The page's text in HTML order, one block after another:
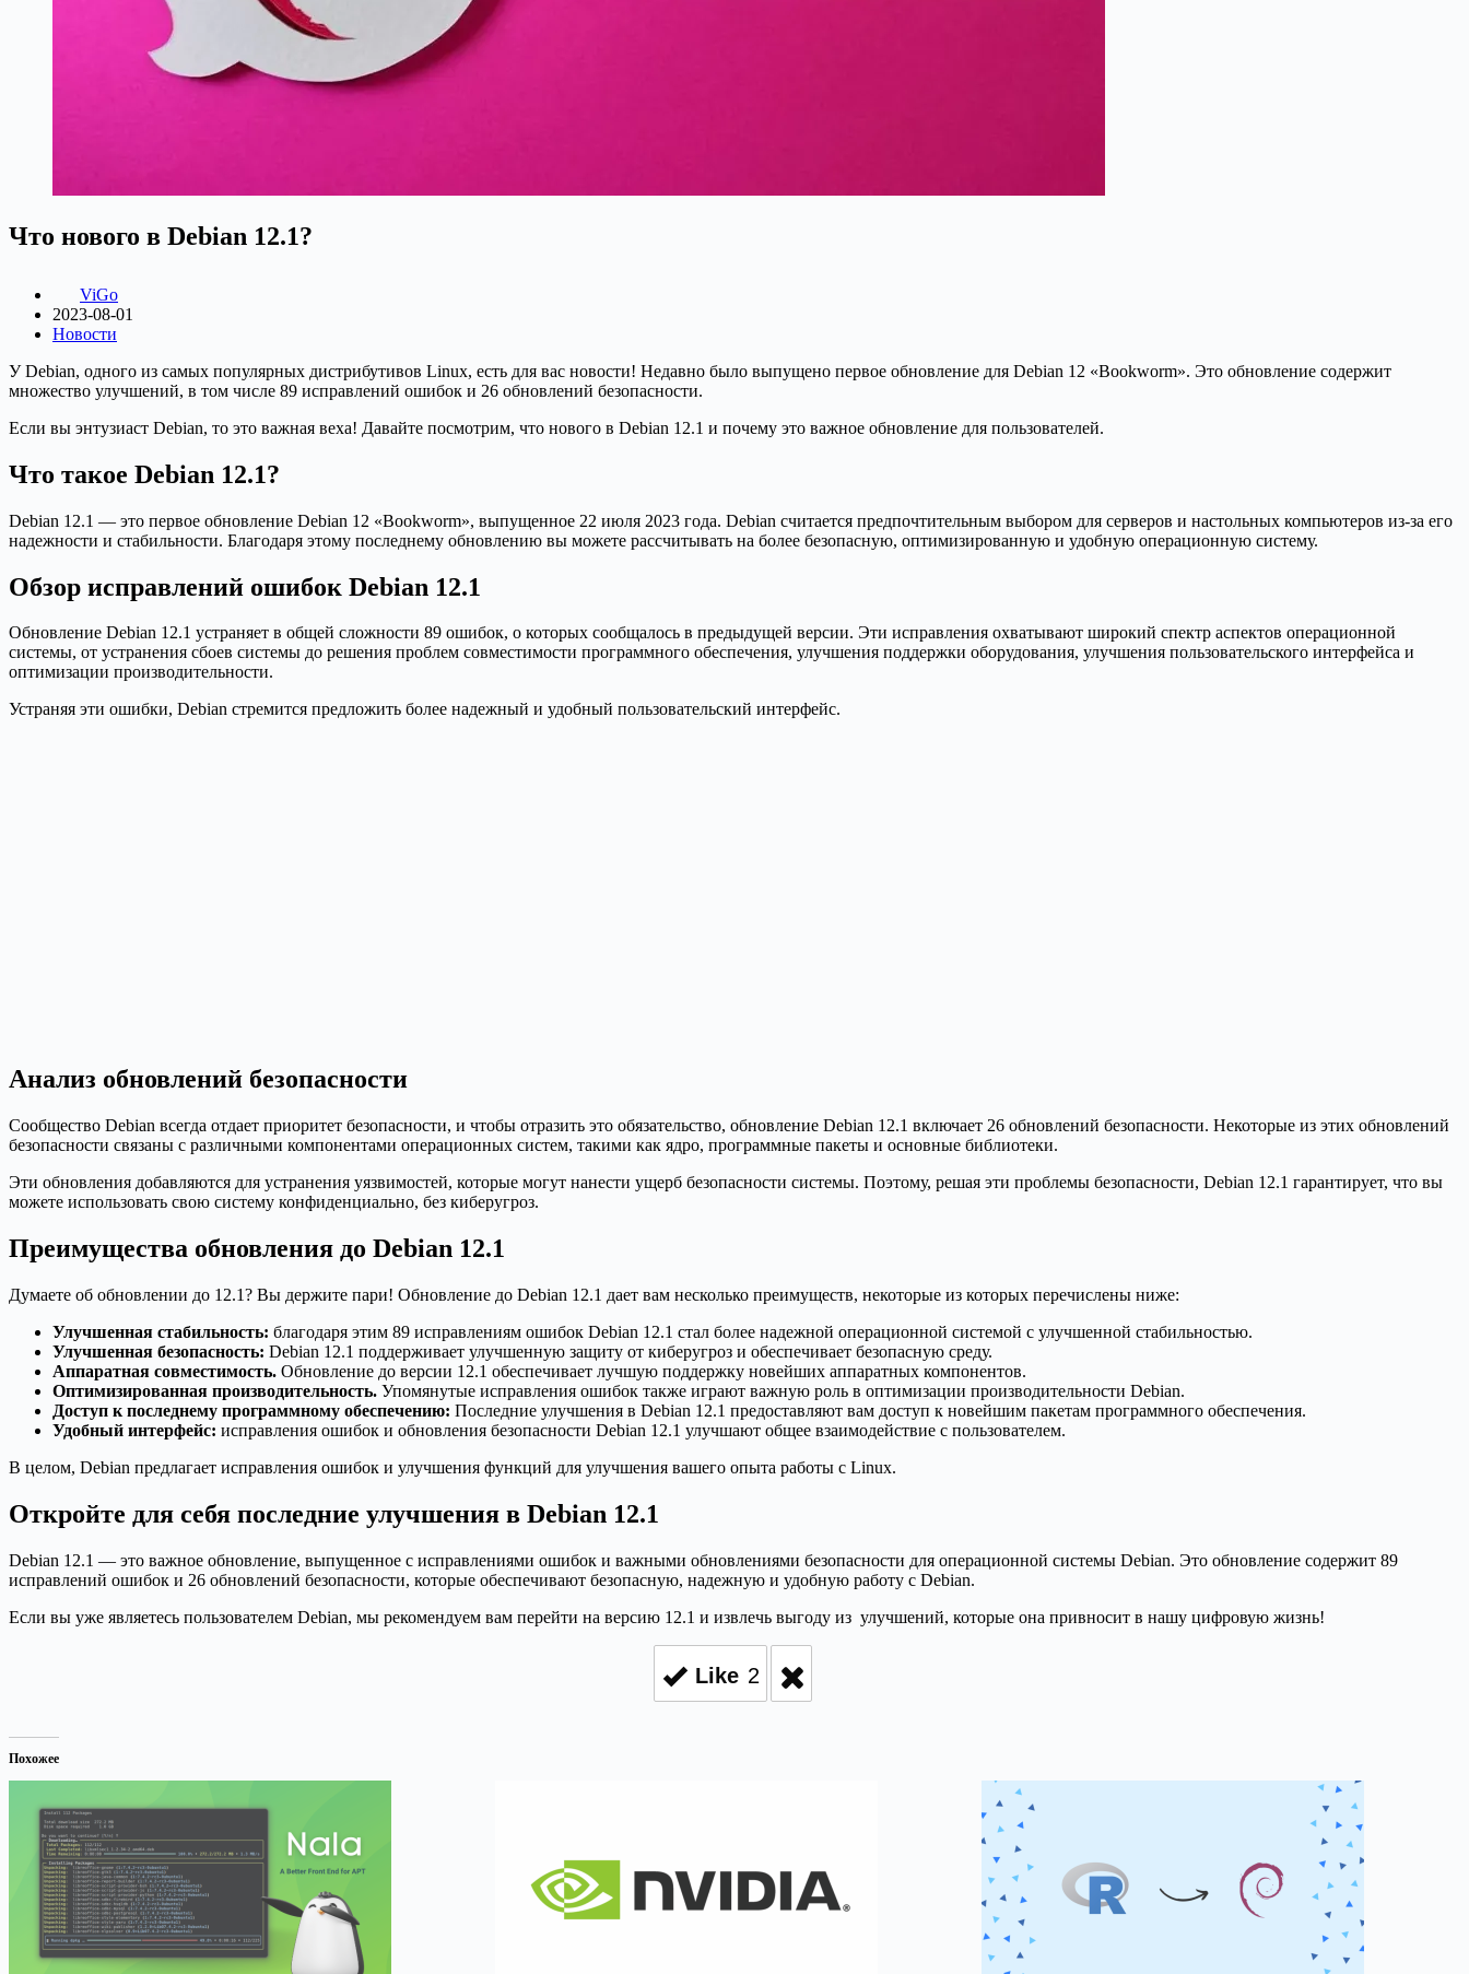
Что нового в Debian 12.1?
ViGo
2023-08-01
Новости
У Debian, одного из самых популярных дистрибутивов Linux, есть для вас новости! Недавно было выпущено первое обновление для Debian 12 «Bookworm». Это обновление содержит
множество улучшений, в том числе 89 исправлений ошибок и 26 обновлений безопасности.
Если вы энтузиаст Debian, то это важная веха! Давайте посмотрим, что нового в Debian 12.1 и почему это важное обновление для пользователей.
Что такое Debian 12.1?
Debian 12.1 — это первое обновление Debian 12 «Bookworm», выпущенное 22 июля 2023 года. Debian считается предпочтительным выбором для серверов и настольных компьютеров из-за его
надежности и стабильности. Благодаря этому последнему обновлению вы можете рассчитывать на более безопасную, оптимизированную и удобную операционную систему.
Обзор исправлений ошибок Debian 12.1
Обновление Debian 12.1 устраняет в общей сложности 89 ошибок, о которых сообщалось в предыдущей версии. Эти исправления охватывают широкий спектр аспектов операционной
системы, от устранения сбоев системы до решения проблем совместимости программного обеспечения, улучшения поддержки оборудования, улучшения пользовательского интерфейса и
оптимизации производительности.
Устраняя эти ошибки, Debian стремится предложить более надежный и удобный пользовательский интерфейс.
Анализ обновлений безопасности
Сообщество Debian всегда отдает приоритет безопасности, и чтобы отразить это обязательство, обновление Debian 12.1 включает 26 обновлений безопасности. Некоторые из этих обновлений
безопасности связаны с различными компонентами операционных систем, такими как ядро, программные пакеты и основные библиотеки.
Эти обновления добавляются для устранения уязвимостей, которые могут нанести ущерб безопасности системы. Поэтому, решая эти проблемы безопасности, Debian 12.1 гарантирует, что вы
можете использовать свою систему конфиденциально, без киберугроз.
Преимущества обновления до Debian 12.1
Думаете об обновлении до 12.1? Вы держите пари! Обновление до Debian 12.1 дает вам несколько преимуществ, некоторые из которых перечислены ниже:
Улучшенная стабильность: благодаря этим 89 исправлениям ошибок Debian 12.1 стал более надежной операционной системой с улучшенной стабильностью.
Улучшенная безопасность: Debian 12.1 поддерживает улучшенную защиту от киберугроз и обеспечивает безопасную среду.
Аппаратная совместимость. Обновление до версии 12.1 обеспечивает лучшую поддержку новейших аппаратных компонентов.
Оптимизированная производительность. Упомянутые исправления ошибок также играют важную роль в оптимизации производительности Debian.
Доступ к последнему программному обеспечению: Последние улучшения в Debian 12.1 предоставляют вам доступ к новейшим пакетам программного обеспечения.
Удобный интерфейс: исправления ошибок и обновления безопасности Debian 12.1 улучшают общее взаимодействие с пользователем.
В целом, Debian предлагает исправления ошибок и улучшения функций для улучшения вашего опыта работы с Linux.
Откройте для себя последние улучшения в Debian 12.1
Debian 12.1 — это важное обновление, выпущенное с исправлениями ошибок и важными обновлениями безопасности для операционной системы Debian. Это обновление содержит 89
исправлений ошибок и 26 обновлений безопасности, которые обеспечивают безопасную, надежную и удобную работу с Debian.
Если вы уже являетесь пользователем Debian, мы рекомендуем вам перейти на версию 12.1 и извлечь выгоду из улучшений, которые она привносит в нашу цифровую жизнь!
Like 2
Похожее